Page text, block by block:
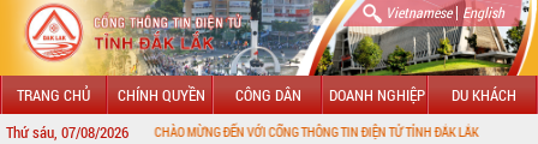
Vietnamese| English
TRANG CHỦ CHÍNH QUYỀN CÔNG DÂN DOANH NGHIỆP DU KHÁCH
Thứ sáu, 07/08/2026CHÀO MỪNG ĐẾN VỚI CỔNG THÔNG TIN ĐIỆN TỬ TỈNH ĐẮK LẮK